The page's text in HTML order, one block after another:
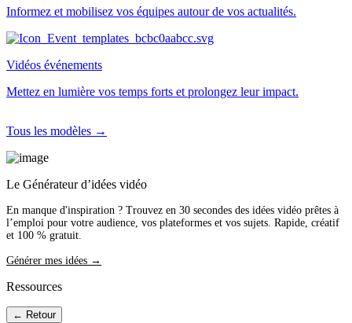
Informez et mobilisez vos équipes autour de vos actualités.
Vidéos événements
Mettez en lumière vos temps forts et prolongez leur impact.
Tous les modèles →
Le Générateur d’idées vidéo
En manque d'inspiration ? Trouvez en 30 secondes des idées vidéo prêtes à
l’emploi pour votre audience, vos plateformes et vos sujets. Rapide, créatif
et 100 % gratuit.
Générer mes idées →
Ressources
← Retour